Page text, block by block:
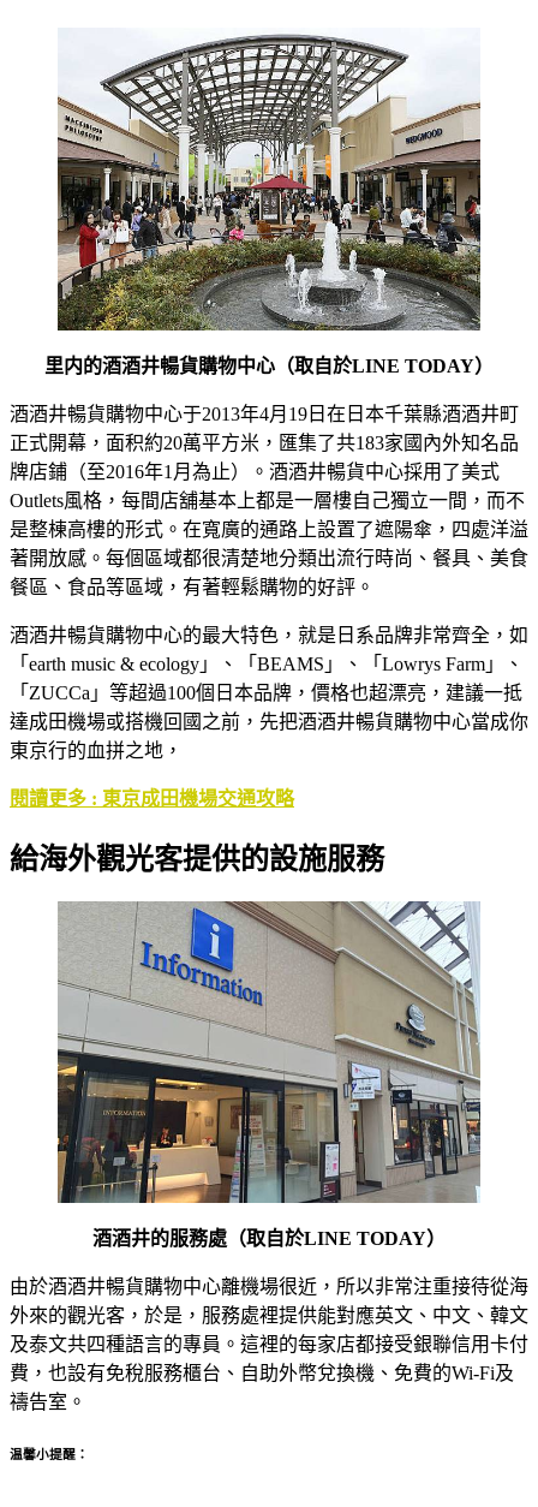
里内的酒酒井暢貨購物中心（取自於LINE TODAY）
酒酒井暢貨購物中心于2013年4月19日在日本千葉縣酒酒井町
正式開幕，面积約20萬平方米，匯集了共183家國內外知名品
牌店鋪（至2016年1月為止）。酒酒井暢貨中心採用了美式
Outlets風格，每間店舖基本上都是一層樓自己獨立一間，而不
是整棟高樓的形式。在寬廣的通路上設置了遮陽傘，四處洋溢
著開放感。每個區域都很清楚地分類出流行時尚、餐具、美食
餐區、食品等區域，有著輕鬆購物的好評。
酒酒井暢貨購物中心的最大特色，就是日系品牌非常齊全，如
「earth music & ecology」、「BEAMS」、「Lowrys Farm」、
「ZUCCa」等超過100個日本品牌，價格也超漂亮，建議一抵
達成田機場或搭機回國之前，先把酒酒井暢貨購物中心當成你
東京行的血拼之地，
閱讀更多 : 東京成田機場交通攻略
給海外觀光客提供的設施服務
酒酒井的服務處（取自於LINE TODAY）
由於酒酒井暢貨購物中心離機場很近，所以非常注重接待從海
外來的觀光客，於是，服務處裡提供能對應英文、中文、韓文
及泰文共四種語言的專員。這裡的每家店都接受銀聯信用卡付
費，也設有免稅服務櫃台、自助外幣兌換機、免費的Wi-Fi及
禱告室。
温馨小提醒：